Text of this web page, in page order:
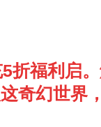
折福利启
奇幻世界